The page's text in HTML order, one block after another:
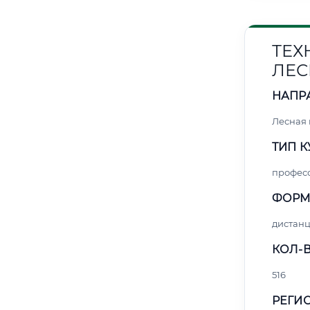
Лесная
ТИП
КОЛ-
516